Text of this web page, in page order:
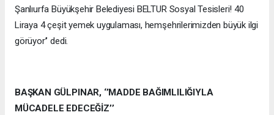
Şanlıurfa Büyükşehir Belediyesi BELTUR Sosyal Tesisleri! 40
Liraya 4 çeşit yemek uygulaması, hemşehrilerimizden büyük ilgi
görüyor’’ dedi.
BAŞKAN GÜLPINAR, ‘’MADDE BAĞIMLILIĞIYLA
MÜCADELE EDECEĞİZ’’